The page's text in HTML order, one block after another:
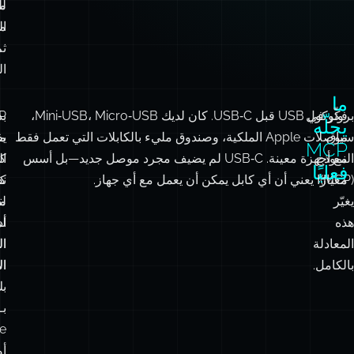
بروتوكول
سياق
النموذج
(MCP)
يغيّر
هذه
المعادلة
بالكامل.
ما
يحلّه
MCP
فعليًا
فكّر في USB قبل USB‑C. كان لديك Mini‑USB، Micro‑USB،
موصلات Apple الملكية، وصندوق مليء بالكابلات التي تعمل فقط
مع أجهزة معينة. USB‑C لم يضيف مجرد موصل جديد—بل أسس
معيارًا يعني أن أي كابل يمكن أن يعمل مع أي جهاز.
بـ